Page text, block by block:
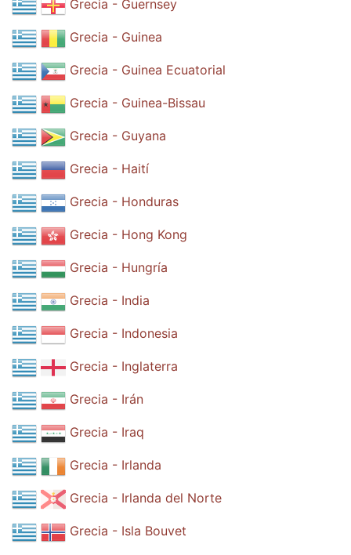
Grecia - Guernsey
Grecia - Guinea
Grecia - Guinea Ecuatorial
Grecia - Guinea-Bissau
Grecia - Guyana
Grecia - Haití
Grecia - Honduras
Grecia - Hong Kong
Grecia - Hungría
Grecia - India
Grecia - Indonesia
Grecia - Inglaterra
Grecia - Irán
Grecia - Iraq
Grecia - Irlanda
Grecia - Irlanda del Norte
Grecia - Isla Bouvet